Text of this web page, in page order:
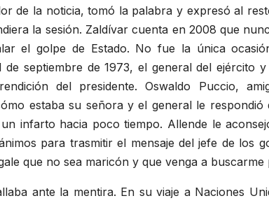
de la noticia, tomó la palabra y expresó al
la sesión. Zaldívar cuenta en 2008 que
el golpe de Estado. No fue la única
septiembre de 1973, el general del ejército
del presidente. Oswaldo Puccio,
estaba su señora y el general le respondió
infarto hacia poco tiempo. Allende le
para trasmitir el mensaje del jefe de los
que no sea maricón y que venga a buscarme
ante la mentira. En su viaje a Naciones